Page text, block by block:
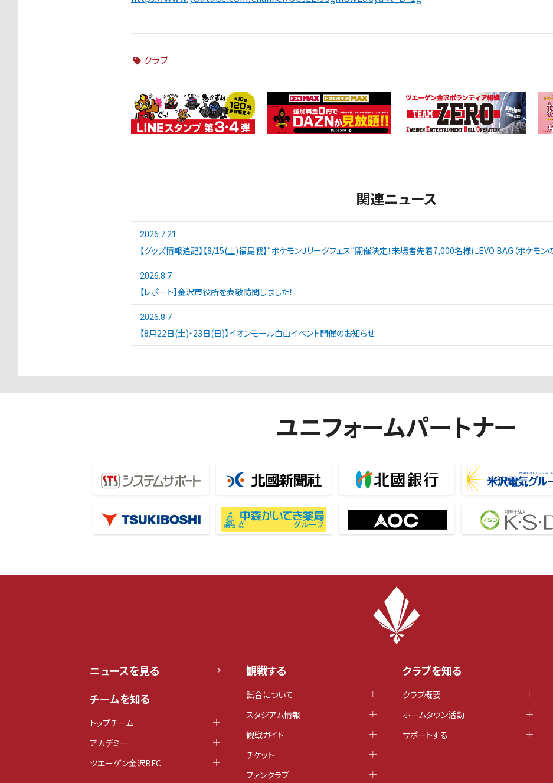
クラブ
関連ニュース
2026.7.21
【グッズ情報追記】【8/15(土)福島戦】“ポケモンＪリーグフェス”開催決定！来場者先着7,000名様にEVO BAG（ポケモン
2026.8.7
【レポート】金沢市役所を表敬訪問しました！
2026.8.7
【8月22日(土)・23日(日)】イオンモール白山イベント開催のお知らせ
ユニフォームパートナー
ニュースを見る
チームを知る
トップチーム
アカデミー
ツエーゲン金沢BFC
観戦する
試合について
スタジアム情報
観戦ガイド
チケット
ファンクラブ
クラブを知る
クラブ概要
ホームタウン活動
サポートする